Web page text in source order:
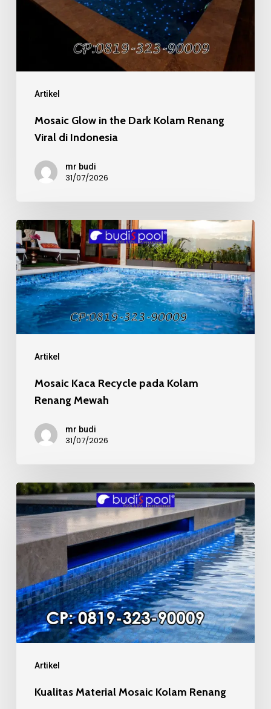
Artikel
Kolam
Renang
Mosaic Glow in the Dark Kolam Renang
Viral di Indonesia
mr budi
31/07/2026
Artikel
Mosaic
Kaca
Recycle
pada
Kolam
Renang
Mosaic Kaca Recycle pada Kolam
Renang Mewah
mr budi
31/07/2026
Artikel
Kualitas
Material
Mosaic
Kolam
Renang
Kualitas Material Mosaic Kolam Renang